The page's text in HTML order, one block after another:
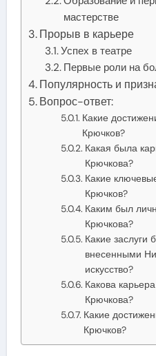
мастерстве
Прорыв в карьере
Успех в театре
Первые роли на
Популярность и
Вопрос-ответ:
Какие
Крючков?
Какая была
Крючкова?
Какие
Крючков?
Каким был
Крючкова?
Какие заслуги
внесенными
искусство?
Какова
Крючкова?
Какие
Крючков?